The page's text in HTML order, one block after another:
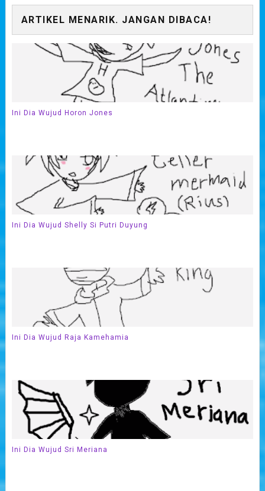
ARTIKEL MENARIK. JANGAN DIBACA!
Ini Dia Wujud Horon Jones
Ini Dia Wujud Shelly Si Putri Duyung
Ini Dia Wujud Raja Kamehamia
Ini Dia Wujud Sri Meriana